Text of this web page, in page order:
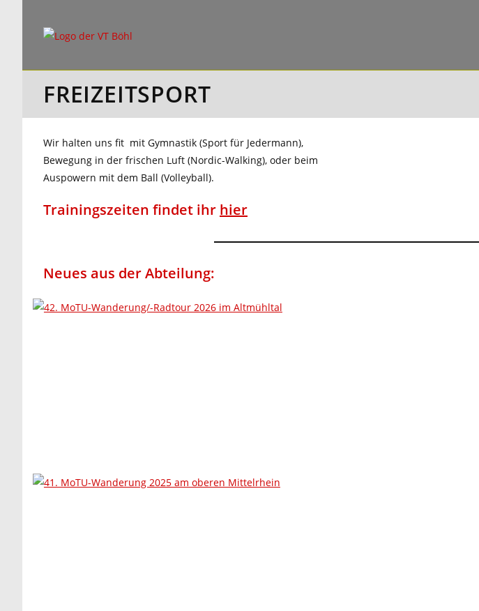
FREIZEITSPORT
Wir halten uns fit mit Gymnastik (Sport für Jedermann),
Bewegung in der frischen Luft (Nordic-Walking), oder beim
Auspowern mit dem Ball (Volleyball).
Trainingszeiten findet ihr hier
Neues aus der Abteilung: